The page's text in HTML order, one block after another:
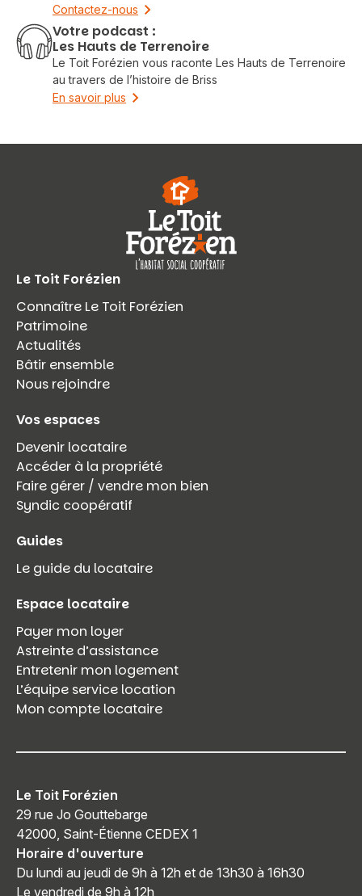
Contactez-nous
Votre podcast :
Les Hauts de Terrenoire
Le Toit Forézien vous raconte Les Hauts de Terrenoire
au travers de l’histoire de Briss
En savoir plus
Le Toit Forézien
Connaître Le Toit Forézien
Patrimoine
Actualités
Bâtir ensemble
Nous rejoindre
Vos espaces
Devenir locataire
Accéder à la propriété
Faire gérer / vendre mon bien
Syndic coopératif
Guides
Le guide du locataire
Espace locataire
Payer mon loyer
Astreinte d’assistance
Entretenir mon logement
L’équipe service location
Mon compte locataire
Le Toit Forézien
29 rue Jo Gouttebarge
42000, Saint-Étienne CEDEX 1
Horaire d'ouverture
Du lundi au jeudi de 9h à 12h et de 13h30 à 16h30
Le vendredi de 9h à 12h